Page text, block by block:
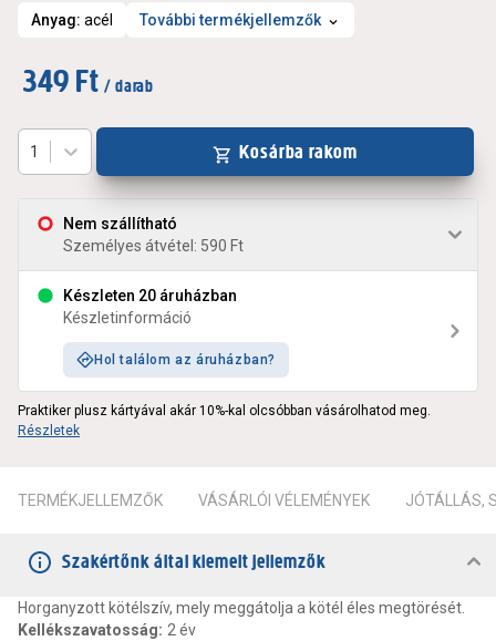
Anyag: acél További termékjellemzők
349 Ft / darab
Nem szállítható
Személyes átvétel: 590 Ft
Készleten 20 áruházban
Készletinformáció
Hol találom az áruházban?
1 Kosárba rakom
Praktiker plusz kártyával akár 10%-kal olcsóbban vásárolhatod meg.
Részletek
TERMÉKJELLEMZŐK VÁSÁRLÓI VÉLEMÉNYEK JÓTÁLLÁS,
Szakértőnk által kiemelt jellemzők
Horganyzott kötélszív, mely meggátolja a kötél éles megtörését.
Kellékszavatosság: 2 év